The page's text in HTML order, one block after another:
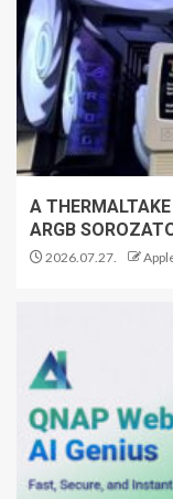
A
ARGB
2026.07.27.